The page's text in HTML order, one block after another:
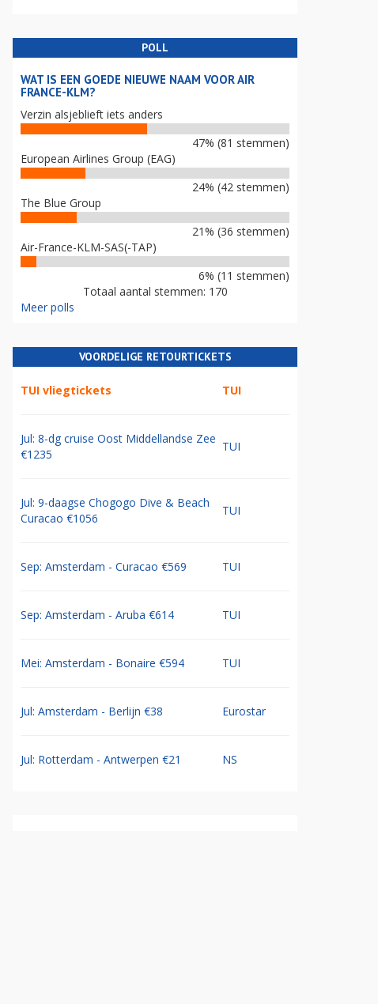
POLL
WAT IS EEN GOEDE NIEUWE NAAM VOOR AIR
FRANCE-KLM?
Verzin alsjeblieft iets anders
47% (81 stemmen)
European Airlines Group (EAG)
24% (42 stemmen)
The Blue Group
21% (36 stemmen)
Air-France-KLM-SAS(-TAP)
6% (11 stemmen)
Totaal aantal stemmen: 170
Meer polls
VOORDELIGE RETOURTICKETS
TUI vliegtickets TUI
Jul: 8-dg cruise Oost Middellandse Zee
€1235
TUI
Jul: 9-daagse Chogogo Dive & Beach
Curacao €1056
TUI
Sep: Amsterdam - Curacao €569 TUI
Sep: Amsterdam - Aruba €614 TUI
Mei: Amsterdam - Bonaire €594 TUI
Jul: Amsterdam - Berlijn €38 Eurostar
Jul: Rotterdam - Antwerpen €21 NS